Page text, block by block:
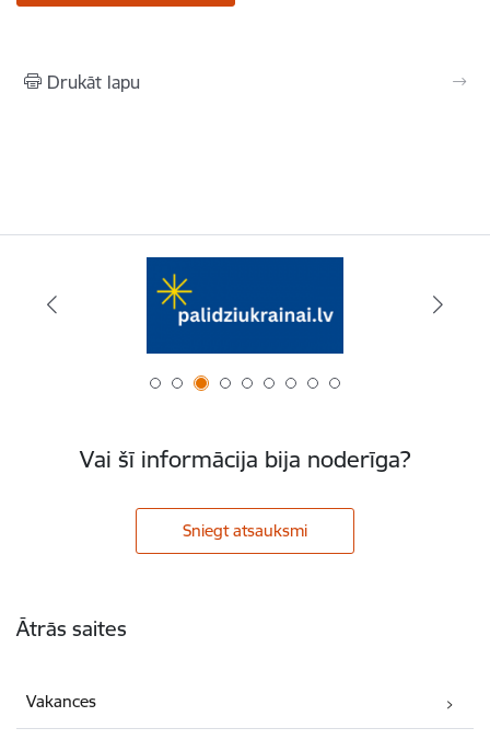
Drukāt lapu
Vai šī informācija bija noderīga?
Sniegt atsauksmi
Ātrās saites
Vakances